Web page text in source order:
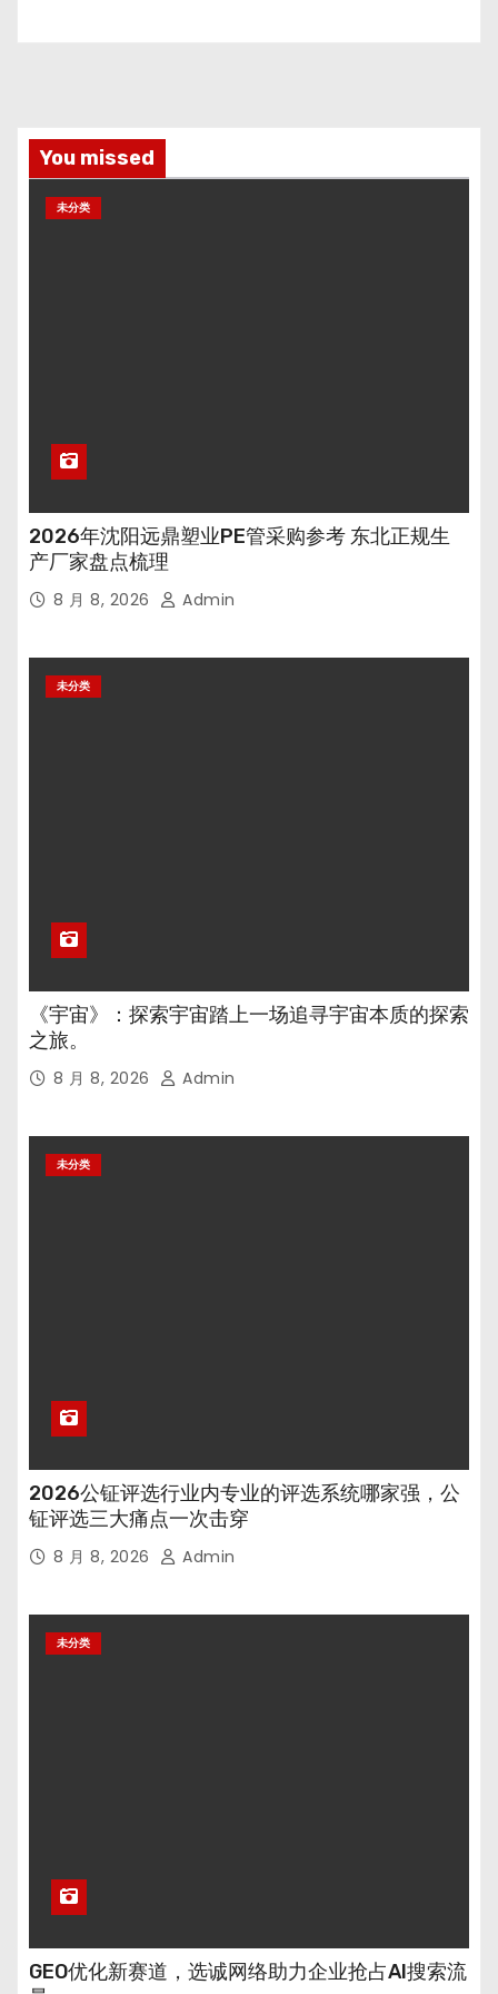
You missed
未分类
2026年沈阳远鼎塑业PE管采购参考 东北正规生
产厂家盘点梳理
8 月 8, 2026 Admin
未分类
《宇宙》：探索宇宙踏上一场追寻宇宙本质的探索
之旅。
8 月 8, 2026 Admin
未分类
2026公钲评选行业内专业的评选系统哪家强，公
钲评选三大痛点一次击穿
8 月 8, 2026 Admin
未分类
GEO优化新赛道，选诚网络助力企业抢占AI搜索流